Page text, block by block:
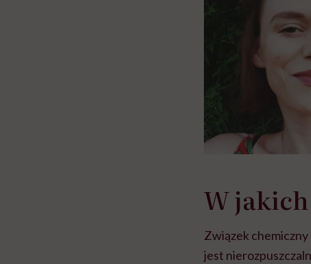
W
Związek chemiczny
jest